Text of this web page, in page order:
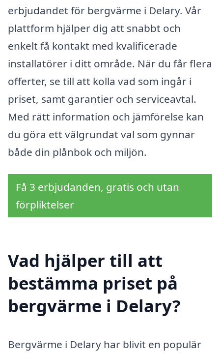
erbjudandet för bergvärme i Delary. Vår
plattform hjälper dig att snabbt och
enkelt få kontakt med kvalificerade
installatörer i ditt område. När du får flera
offerter, se till att kolla vad som ingår i
priset, samt garantier och serviceavtal.
Med rätt information och jämförelse kan
du göra ett välgrundat val som gynnar
både din plånbok och miljön.
Få 3 erbjudanden, gratis och utan
förpliktelser
Vad hjälper till att
bestämma priset på
bergvärme i Delary?
Bergvärme i Delary har blivit en populär